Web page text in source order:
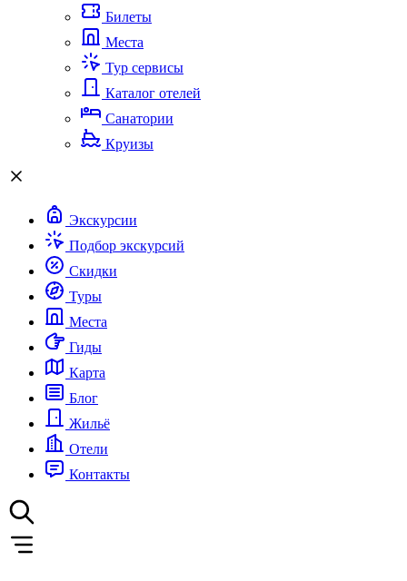
Билеты
Места
Тур сервисы
Каталог отелей
Санатории
Круизы
Экскурсии
Подбор экскурсий
Скидки
Туры
Места
Гиды
Карта
Блог
Жильё
Отели
Контакты